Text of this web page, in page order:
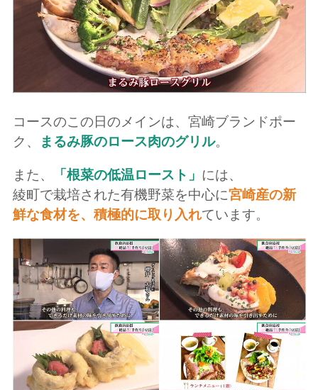
コースのこの日のメインは、宮崎ブランドポー
ク、
まるみ豚のロース肉のグリル。
また、 「根菜の低温ロースト」 には、
綾町で栽培された有機野菜を中心に宮崎産の新
鮮な食材を、積極的に取り入れています。